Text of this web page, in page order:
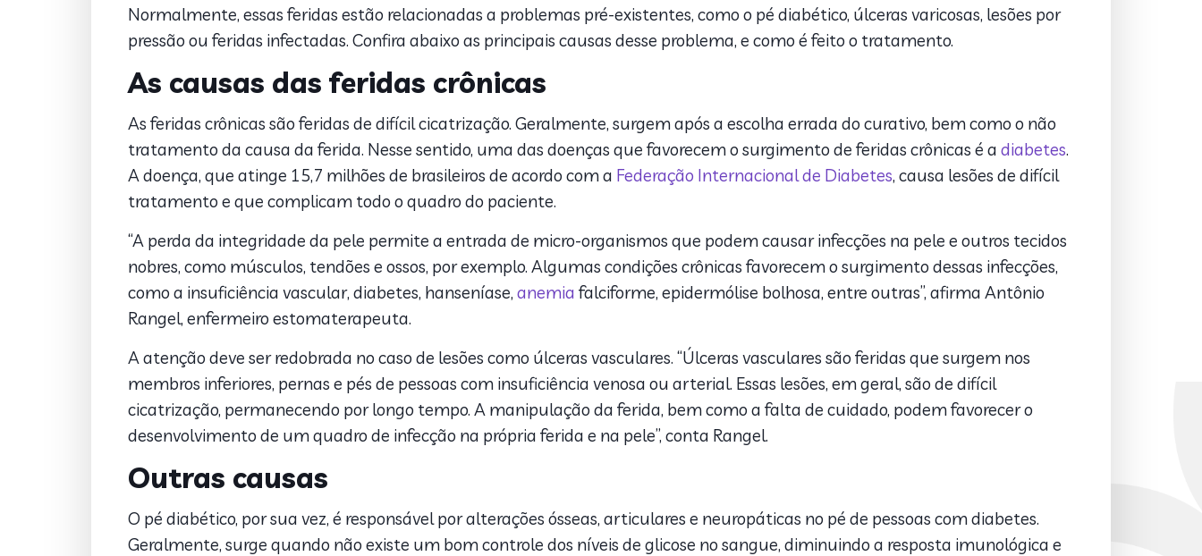
Normalmente, essas feridas estão relacionadas a problemas pré-existentes, como o pé diabético, úlceras varicosas, lesões por
pressão ou feridas infectadas. Confira abaixo as principais causas desse problema, e como é feito o tratamento.
As causas das feridas crônicas
As feridas crônicas são feridas de difícil cicatrização. Geralmente, surgem após a escolha errada do curativo, bem como o não
tratamento da causa da ferida. Nesse sentido, uma das doenças que favorecem o surgimento de feridas crônicas é a diabetes.
A doença, que atinge 15,7 milhões de brasileiros de acordo com a Federação Internacional de Diabetes, causa lesões de difícil
tratamento e que complicam todo o quadro do paciente.
“A perda da integridade da pele permite a entrada de micro-organismos que podem causar infecções na pele e outros tecidos
nobres, como músculos, tendões e ossos, por exemplo. Algumas condições crônicas favorecem o surgimento dessas infecções,
como a insuficiência vascular, diabetes, hanseníase, anemia falciforme, epidermólise bolhosa, entre outras”, afirma Antônio
Rangel, enfermeiro estomaterapeuta.
A atenção deve ser redobrada no caso de lesões como úlceras vasculares. “Úlceras vasculares são feridas que surgem nos
membros inferiores, pernas e pés de pessoas com insuficiência venosa ou arterial. Essas lesões, em geral, são de difícil
cicatrização, permanecendo por longo tempo. A manipulação da ferida, bem como a falta de cuidado, podem favorecer o
desenvolvimento de um quadro de infecção na própria ferida e na pele”, conta Rangel.
Outras causas
O pé diabético, por sua vez, é responsável por alterações ósseas, articulares e neuropáticas no pé de pessoas com diabetes.
Geralmente, surge quando não existe um bom controle dos níveis de glicose no sangue, diminuindo a resposta imunológica e